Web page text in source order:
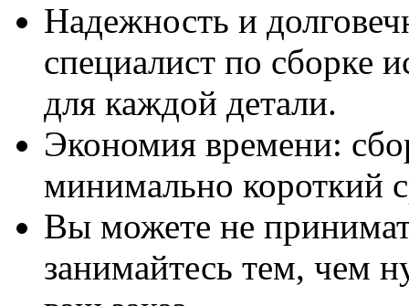
Надежность и
специалист по сборке
для каждой детали.
Экономия времени:
минимально короткий
Вы можете не
занимайтесь тем, чем